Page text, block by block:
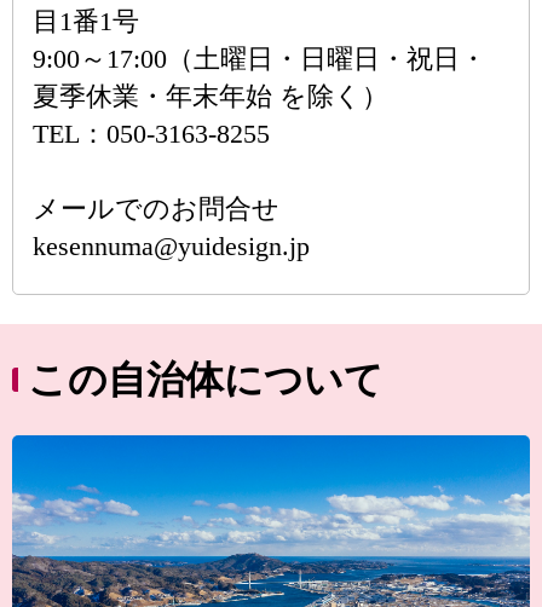
目1番1号
9:00～17:00（土曜日・日曜日・祝日・
夏季休業・年末年始 を除く）
TEL：050-3163-8255
メールでのお問合せ
kesennuma@yuidesign.jp
この自治体について